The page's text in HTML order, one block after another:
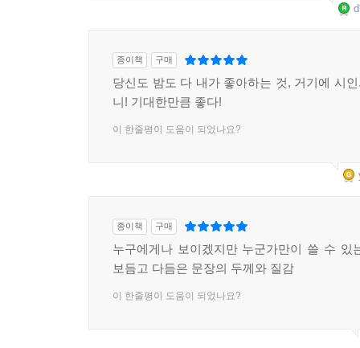
종이책 구매
당신도 밤도 다 내가 좋아하는 것, 거기에 시
니! 기대한만큼 좋다!
이 한줄평이 도움이 되었나요?
종이책 구매
누구에게나 보이겠지만 누군가만이 쓸 수 있
보듬고 다듬은 문장의 두께와 질감
이 한줄평이 도움이 되었나요?